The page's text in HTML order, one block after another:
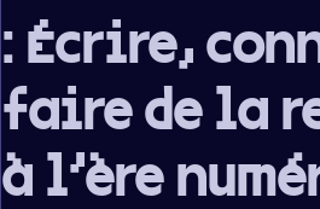
: Écrire,
faire de la
à l'ère